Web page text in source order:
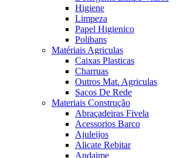
Higiene
Limpeza
Papel Higienico
Polibans
Matériais Agriculas
Caixas Plasticas
Charruas
Outros Mat. Agriculas
Sacos De Rede
Materiais Construção
Abraçadeiras Fivela
Acessorios Barco
Ajuleijos
Alicate Rebitar
Andaime